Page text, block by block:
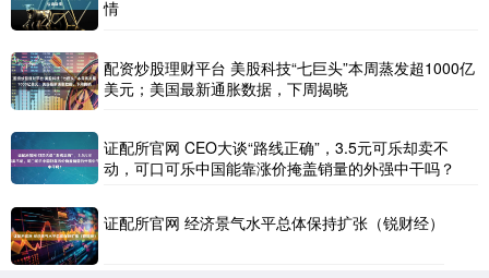
情
配资炒股理财平台 美股科技“七巨头”本周蒸发超1000亿
美元；美国最新通胀数据，下周揭晓
证配所官网 CEO大谈“路线正确”，3.5元可乐却卖不
动，可口可乐中国能靠涨价掩盖销量的外强中干吗？
证配所官网 经济景气水平总体保持扩张（锐财经）